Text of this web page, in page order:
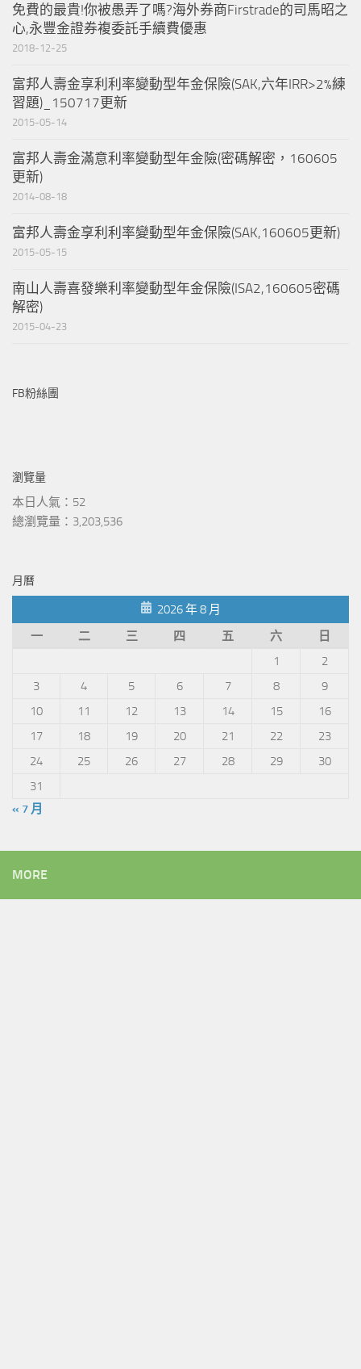
免費的最貴!你被愚弄了嗎?海外券商Firstrade的司馬昭之
心,永豐金證券複委託手續費優惠
2018-12-25
富邦人壽金享利利率變動型年金保險(SAK,六年IRR>2%練
習題)_150717更新
2015-05-14
富邦人壽金滿意利率變動型年金險(密碼解密，160605
更新)
2014-08-18
富邦人壽金享利利率變動型年金保險(SAK,160605更新)
2015-05-15
南山人壽喜發樂利率變動型年金保險(ISA2,160605密碼
解密)
2015-04-23
FB粉絲團
瀏覽量
本日人氣：52
總瀏覽量：3,203,536
月曆
2026 年 8 月
一
二 三 四 五 六
日
1
2
3
4 5 6 7 8
9
10
11 12 13 14 15
16
17
18 19 20 21 22
23
24
25 26 27 28 29
30
31
« 7 月
MORE